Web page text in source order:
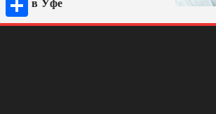
в Уфе
Отправить